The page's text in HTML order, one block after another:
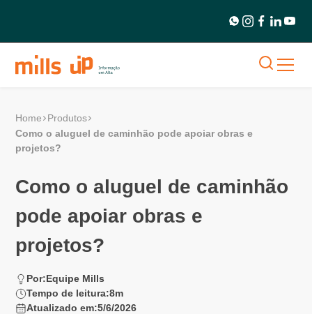
Home
Produtos
Como o aluguel de caminhão pode apoiar obras e
projetos?
Como o aluguel de caminhão
pode apoiar obras e
projetos?
Por:Equipe Mills
Tempo de leitura:8m
Atualizado em:5/6/2026